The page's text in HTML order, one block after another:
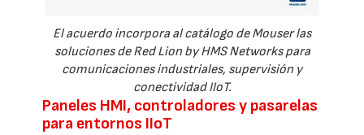
El acuerdo incorpora al catálogo de Mouser las
soluciones de Red Lion by HMS Networks para
comunicaciones industriales, supervisión y
conectividad IIoT.
Paneles HMI, controladores y pasarelas
para entornos IIoT